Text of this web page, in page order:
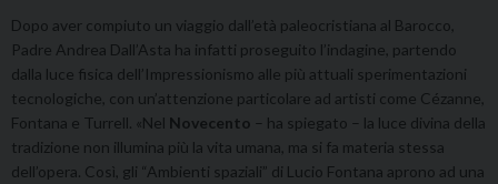
Dopo aver compiuto un viaggio dall’età paleocristiana al Barocco,
Padre Andrea Dall’Asta ha infatti proseguito l’indagine, partendo
dalla luce fisica dell’Impressionismo alle più attuali sperimentazioni
tecnologiche, con un’attenzione particolare ad artisti come Cézanne,
Fontana e Turrell. «Nel Novecento – ha spiegato – la luce divina della
tradizione non illumina più la vita umana, ma si fa materia stessa
dell’opera. Così, gli “Ambienti spaziali” di Lucio Fontana aprono ad una